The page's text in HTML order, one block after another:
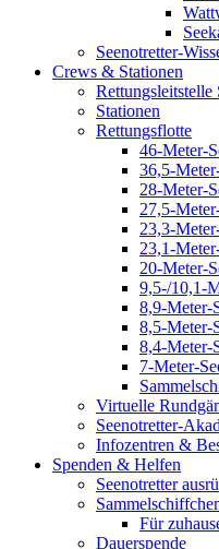
Seenotretter-
Crews & Stationen
Rettungsleitstelle
Stationen
Rettungsflotte
46-Meter-
36,5-
28-Meter-
27,5-
23,3-
23,1-
20-Meter-
9,5-/10,1-
8,9-Meter-
8,5-Meter-
8,4-Meter-
7-Meter-
Virtuelle
Seenotretter-
Infozentren &
Spenden & Helfen
Seenotretter
Für
Dauerspende